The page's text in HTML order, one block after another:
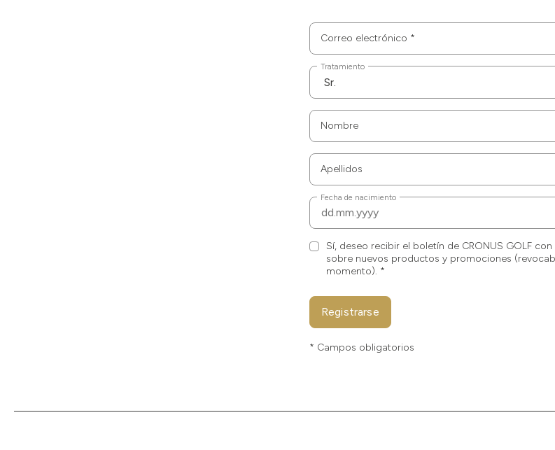
Correo electrónico *
Tratamiento
Nombre
Apellidos
Fecha de nacimiento
Sí, deseo recibir el boletín de CRONUS GOLF
sobre nuevos productos y promociones
momento). *
Registrarse
* Campos obligatorios